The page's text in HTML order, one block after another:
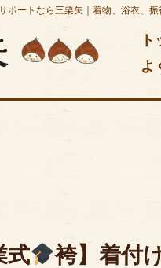
ポートなら三栗矢｜着物、浴衣、
よ
式 袴】着付